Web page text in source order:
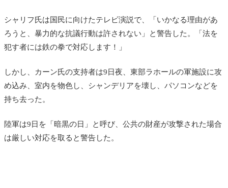
シャリフ氏は国民に向けたテレビ演説で、「いかなる理由があ
ろうと、暴力的な抗議行動は許されない」と警告した。「法を
犯す者には鉄の拳で対応します！」
しかし、カーン氏の支持者は9日夜、東部ラホールの軍施設に攻
め込み、室内を物色し、シャンデリアを壊し、パソコンなどを
持ち去った。
陸軍は9日を「暗黒の日」と呼び、公共の財産が攻撃された場合
は厳しい対応を取ると警告した。